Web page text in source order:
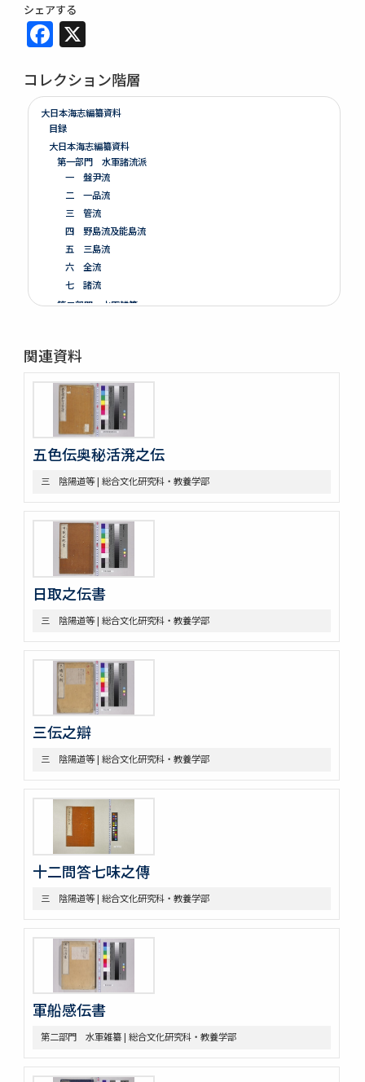
シェアする
Facebook
コレクション階層
大日本海志編纂資料
目録
大日本海志編纂資料
第一部門 水軍諸流派
一 盤尹流
二 一品流
三 管流
四 野島流及能島流
五 三島流
六 全流
七 諸流
第二部門 水軍雑纂
二 造船
三 洋式船
第四部門 外交・海防
一 外交
二 海防
三 漂流
第五部門 史書雑纂
一 軍記
二 史書
第六部門 地誌
第七部門 絵画・図巻
一 秘伝書
二 図面
小船
軍船
荷船
河船
洋式船
三 絵図
第八部門 雑
二 陸戦
三 陰陽道等
参考資料
二 駒場図書館蔵書
関連資料
五色伝奥秘活溌之伝
三 陰陽道等 | 総合文化研究科・教養学部
日取之伝書
三 陰陽道等 | 総合文化研究科・教養学部
三伝之辯
三 陰陽道等 | 総合文化研究科・教養学部
十二問答七味之傳
三 陰陽道等 | 総合文化研究科・教養学部
軍船感伝書
第二部門 水軍雑纂 | 総合文化研究科・教養学部